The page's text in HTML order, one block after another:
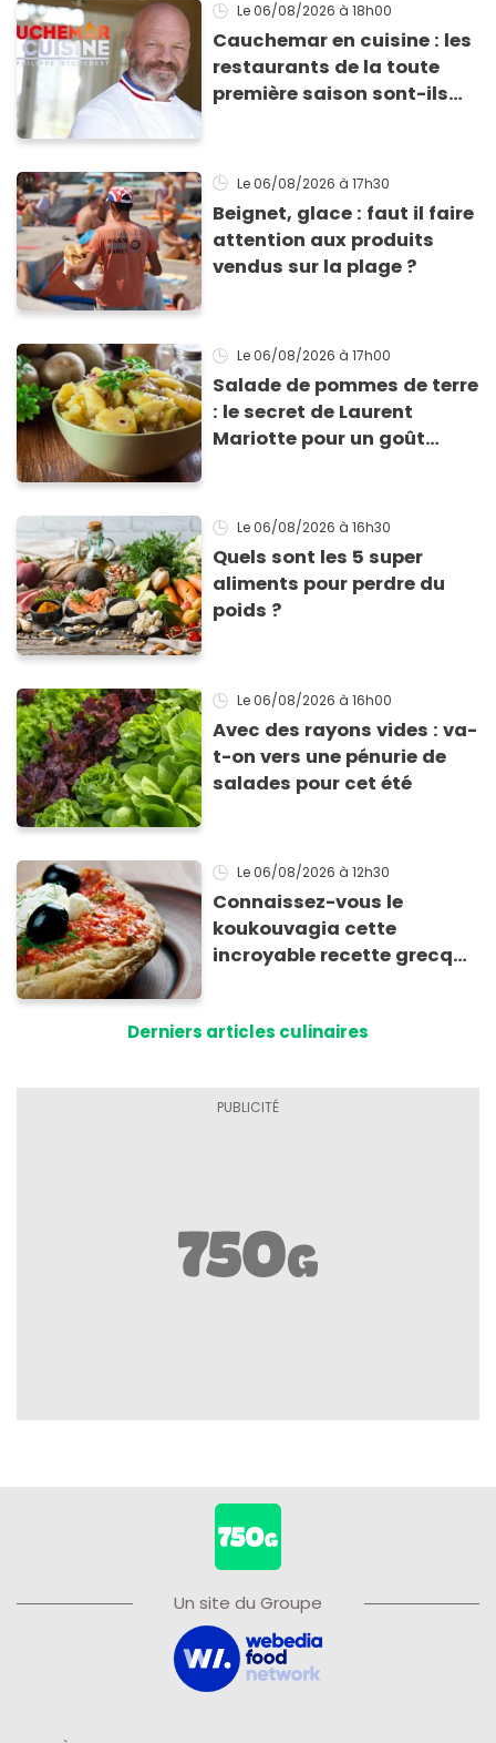
Le 06/08/2026 à 18h00
Cauchemar en cuisine : les
restaurants de la toute
première saison sont-ils
Le 06/08/2026 à 17h30
Beignet, glace : faut il faire
attention aux produits
vendus sur la plage ?
Le 06/08/2026 à 17h00
Salade de pommes de terre
: le secret de Laurent
Mariotte pour un goût
Le 06/08/2026 à 16h30
Quels sont les 5 super
aliments pour perdre du
poids ?
Le 06/08/2026 à 16h00
Avec des rayons vides : va-
t-on vers une pénurie de
salades pour cet été
Le 06/08/2026 à 12h30
Connaissez-vous le
koukouvagia cette
incroyable recette grecque
Derniers articles culinaires
Un site du Groupe